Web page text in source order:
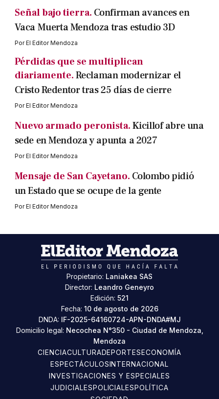
Señal bajo tierra. Confirman avances en
Vaca Muerta Mendoza tras estudio 3D
PorEl Editor Mendoza
Pérdidas que se multiplican
diariamente.Reclaman modernizar el
Cristo Redentor tras 25 días de cierre
PorEl Editor Mendoza
Nuevo armado peronista.Kicillof abre una
sede en Mendoza y apunta a 2027
PorEl Editor Mendoza
Mensaje de San Cayetano. Colombo pidió
un Estado que se ocupe de la gente
PorEl Editor Mendoza
Propietario: Laniakea SAS
Director: Leandro Geneyro
Edición: 521
Fecha: 10 de agosto de 2026
DNDA: IF-2025-64160724-APN-DNDA#MJ
Domicilio legal: Necochea N°350 - Ciudad de Mendoza,
Mendoza
CIENCIACULTURADEPORTESECONOMÍA
ESPECTÁCULOSINTERNACIONAL
INVESTIGACIONES Y ESPECIALES
JUDICIALESPOLICIALESPOLÍTICA